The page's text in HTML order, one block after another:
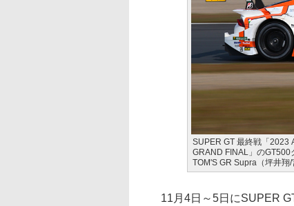
SUPER GT 最終戦「
GRAND FINAL」のGT500
TOM'S GR Supra（坪井翔/
11月4日～5日にSUPER